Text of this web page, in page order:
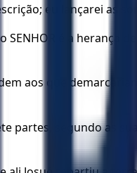
eu lançarei as
é a herança
aos que
partes, segundo as